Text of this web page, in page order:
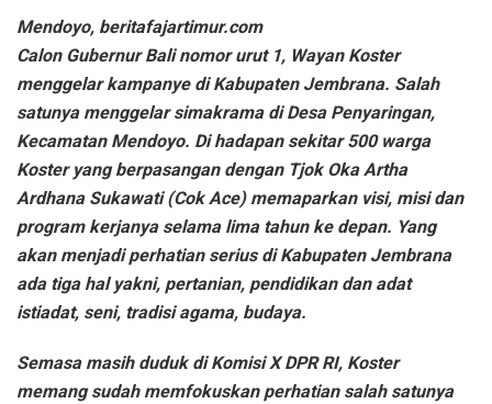
Mendoyo, beritafajartimur.com
Calon Gubernur Bali nomor urut 1, Wayan Koster
menggelar kampanye di Kabupaten Jembrana. Salah
satunya menggelar simakrama di Desa Penyaringan,
Kecamatan Mendoyo. Di hadapan sekitar 500 warga
Koster yang berpasangan dengan Tjok Oka Artha
Ardhana Sukawati (Cok Ace) memaparkan visi, misi dan
program kerjanya selama lima tahun ke depan. Yang
akan menjadi perhatian serius di Kabupaten Jembrana
ada tiga hal yakni, pertanian, pendidikan dan adat
istiadat, seni, tradisi agama, budaya.
Semasa masih duduk di Komisi X DPR RI, Koster
memang sudah memfokuskan perhatian salah satunya